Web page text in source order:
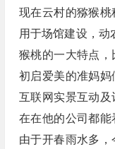
现在云村的猕猴
用于场馆建设，动
猴桃的一大特点，
初启爱美的准妈
互联网实景互动
在在他的公司都
由于开春雨水多